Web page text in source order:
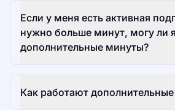
Если у меня есть активная
нужно больше минут, могу ли
дополнительные минуты?
Как работают